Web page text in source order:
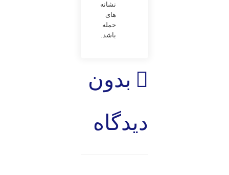
نشانه
های
حمله
باشد.
بدون
دیدگاه